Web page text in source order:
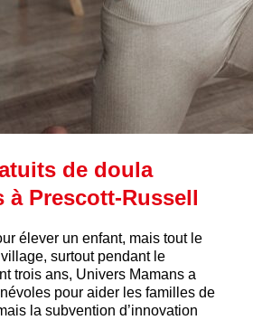
de doula
Prescott-Russell
élever un enfant, mais tout le
surtout pendant le
trois ans, Univers Mamans a
pour aider les familles de
la subvention d’innovation